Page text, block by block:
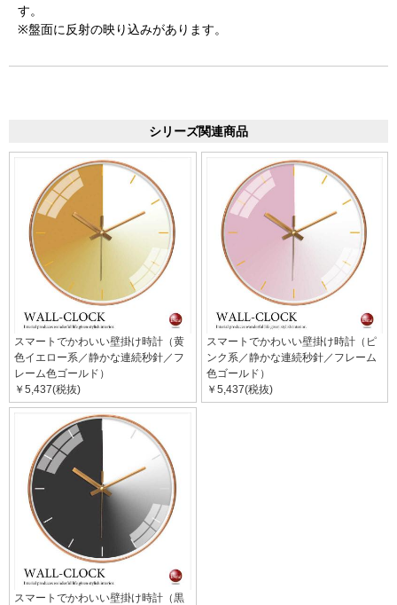
す。
※盤面に反射の映り込みがあります。
シリーズ関連商品
スマートでかわいい壁掛け時計（黄
色イエロー系／静かな連続秒針／フ
レーム色ゴールド）
￥5,437(税抜)
スマートでかわいい壁掛け時計（ピ
ンク系／静かな連続秒針／フレーム
色ゴールド）
￥5,437(税抜)
スマートでかわいい壁掛け時計（黒